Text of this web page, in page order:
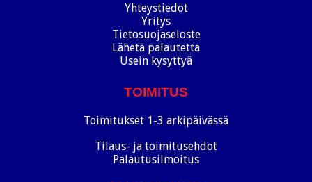
Yhteystiedot
Yritys
Tietosuojaseloste
Lähetä palautetta
Usein kysyttyä
TOIMITUS
Toimitukset 1-3 arkipäivässä
Tilaus- ja toimitusehdot
Palautusilmoitus